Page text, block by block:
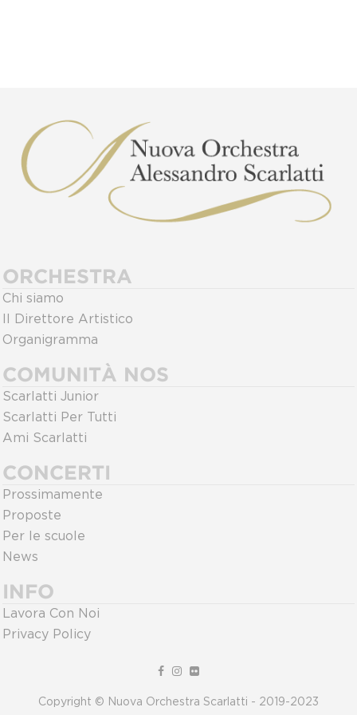
ORCHESTRA
Chi siamo
Il Direttore Artistico
Organigramma
COMUNITÀ NOS
Scarlatti Junior
Scarlatti Per Tutti
Ami Scarlatti
CONCERTI
Prossimamente
Proposte
Per le scuole
News
INFO
Lavora Con Noi
Privacy Policy
Copyright © Nuova Orchestra Scarlatti - 2019-2023